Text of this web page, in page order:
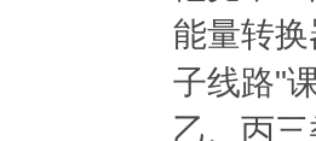
能量转
子线路"
乙、丙